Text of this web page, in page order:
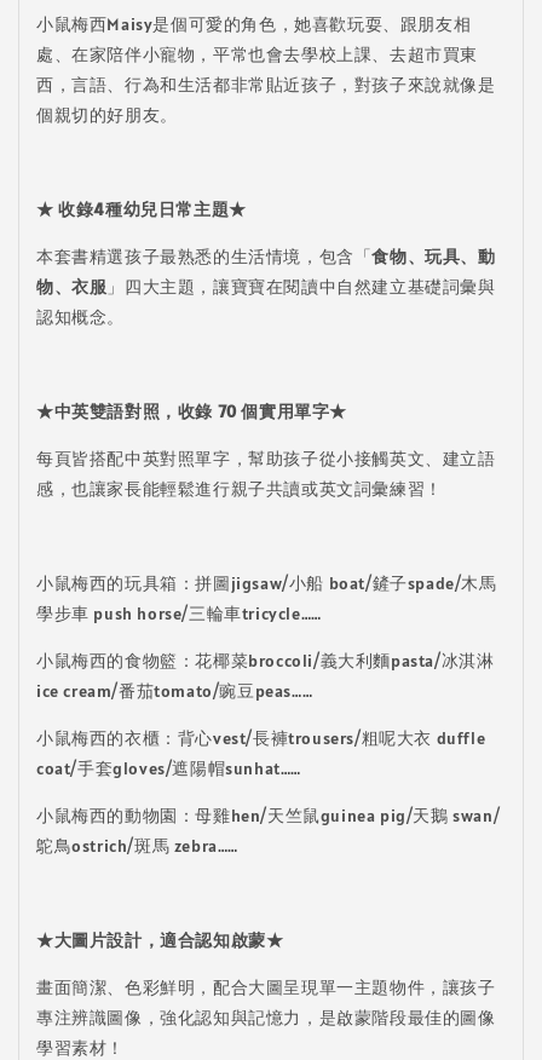
小鼠梅西Maisy是個可愛的角色，她喜歡玩耍、跟朋友相
處、在家陪伴小寵物，平常也會去學校上課、去超市買東
西，言語、行為和生活都非常貼近孩子，對孩子來說就像是
個親切的好朋友。
★ 收錄4種幼兒日常主題★
本套書精選孩子最熟悉的生活情境，包含「食物、玩具、動
物、衣服 」四大主題，讓寶寶在閱讀中自然建立基礎詞彙與
認知概念。
★中英雙語對照，收錄 70 個實用單字★
每頁皆搭配中英對照單字，幫助孩子從小接觸英文、建立語
感，也讓家長能輕鬆進行親子共讀或英文詞彙練習！
小鼠梅西的玩具箱：拼圖jigsaw/小船 boat/鏟子spade/木馬
學步車 push horse/三輪車tricycle……
小鼠梅西的食物籃：花椰菜broccoli/義大利麵pasta/冰淇淋
ice cream/番茄tomato/豌豆peas……
小鼠梅西的衣櫃：背心vest/長褲trousers/粗呢大衣 duffle
coat/手套gloves/遮陽帽sunhat……
小鼠梅西的動物園：母雞hen/天竺鼠guinea pig/天鵝 swan/
鴕鳥ostrich/斑馬 zebra……
★大圖片設計，適合認知啟蒙★
畫面簡潔、色彩鮮明，配合大圖呈現單一主題物件，讓孩子
專注辨識圖像，強化認知與記憶力，是啟蒙階段最佳的圖像
學習素材！